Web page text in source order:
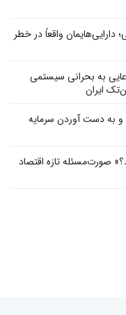
واقعاً در خطر
به بحرانی سیستمی
ایران
و به دست آوردن سرمایه
صورت‌مسئله تازه اقتصاد